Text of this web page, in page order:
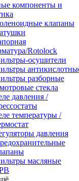
компоненты и
клапаны
Rotolock
осушители
разборные
стекла
давления /
температуры /
давления
масляные